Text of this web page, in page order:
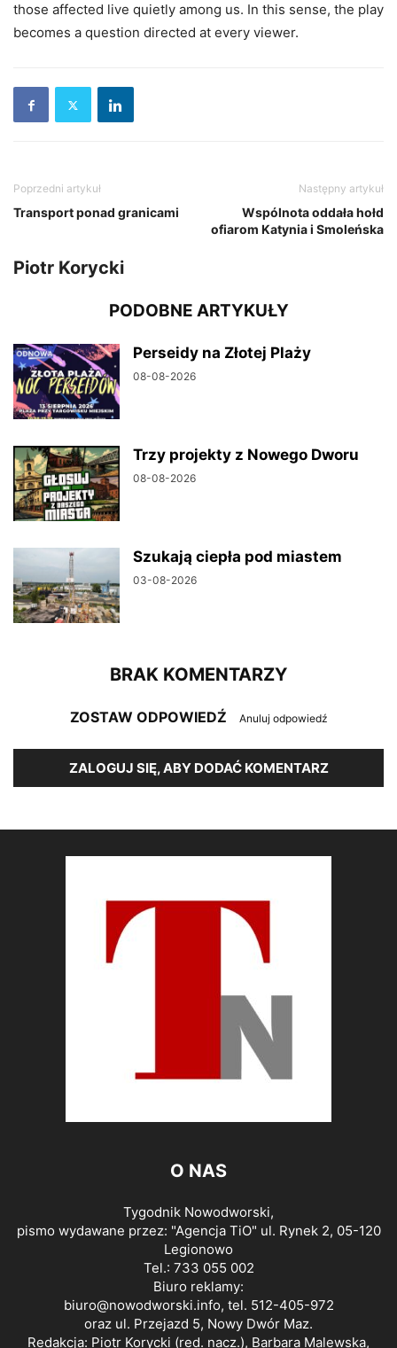
those affected live quietly among us. In this sense, the play
becomes a question directed at every viewer.
Poprzedni artykuł
Transport ponad granicami
Następny artykuł
Wspólnota oddała hołd
ofiarom Katynia i Smoleńska
Piotr Korycki
PODOBNE ARTYKUŁY
Perseidy na Złotej Plaży
08-08-2026
Trzy projekty z Nowego Dworu
08-08-2026
Szukają ciepła pod miastem
03-08-2026
BRAK KOMENTARZY
ZOSTAW ODPOWIEDŹ Anuluj odpowiedź
ZALOGUJ SIĘ, ABY DODAĆ KOMENTARZ
O NAS
Tygodnik Nowodworski,
pismo wydawane przez: "Agencja TiO" ul. Rynek 2, 05-120
Legionowo
Tel.: 733 055 002
Biuro reklamy:
biuro@nowodworski.info, tel. 512-405-972
oraz ul. Przejazd 5, Nowy Dwór Maz.
Redakcja: Piotr Korycki (red. nacz.), Barbara Malewska,